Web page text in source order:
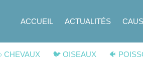
ACCUEIL ACTUALITÉS
CHEVAUX 🐦 OISEAUX 🐠